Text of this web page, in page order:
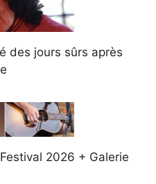
des jours sûrs après
2026 + Galerie